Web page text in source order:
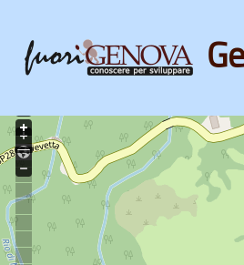
Skip
main
content